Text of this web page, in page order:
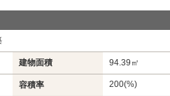
建物面積 94.39㎡
容積率 200(%)